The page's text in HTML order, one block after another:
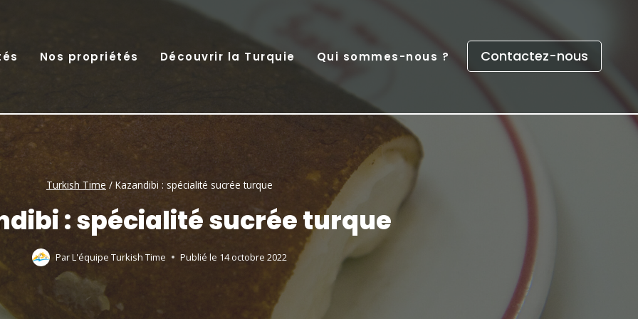
Nos propriétés Découvrir la Turquie Qui sommes-nous ? Contactez-nous
Turkish Time/ Kazandibi : spécialité sucrée turque
: spécialité sucrée turque
ParL'équipe Turkish Time Publié le 14 octobre 2022